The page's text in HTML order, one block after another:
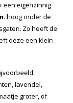
een eigenzinnig
hoog onder de
Zo heeft de
deze een klein
lavendel,
groter, of